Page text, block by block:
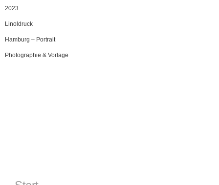
2023
Linoldruck
Hamburg – Portrait
Photographie & Vorlage